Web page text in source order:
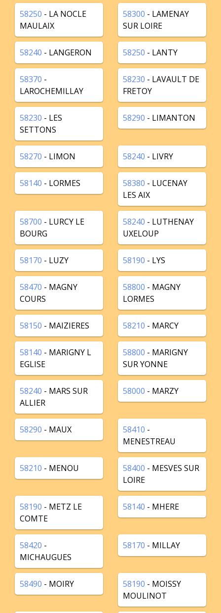
58250 - LA NOCLE
MAULAIX
58300 - LAMENAY
SUR LOIRE
58240 - LANGERON 58250 - LANTY
58370 -
LAROCHEMILLAY
58230 - LAVAULT DE
FRETOY
58230 - LES
SETTONS
58290 - LIMANTON
58270 - LIMON 58240 - LIVRY
58140 - LORMES 58380 - LUCENAY
LES AIX
58700 - LURCY LE
BOURG
58240 - LUTHENAY
UXELOUP
58170 - LUZY 58190 - LYS
58470 - MAGNY
COURS
58800 - MAGNY
LORMES
58150 - MAIZIERES 58210 - MARCY
58140 - MARIGNY L
EGLISE
58800 - MARIGNY
SUR YONNE
58240 - MARS SUR
ALLIER
58000 - MARZY
58290 - MAUX 58410 -
MENESTREAU
58210 - MENOU 58400 - MESVES SUR
LOIRE
58190 - METZ LE
COMTE
58140 - MHERE
58420 -
MICHAUGUES
58170 - MILLAY
58490 - MOIRY 58190 - MOISSY
MOULINOT